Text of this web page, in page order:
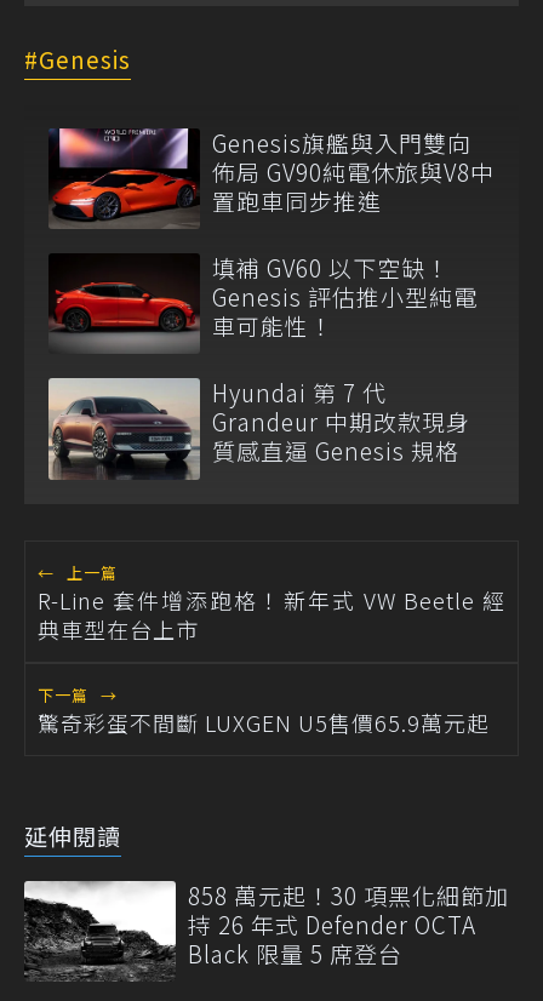
Genesis
Genesis旗艦與入門雙向
佈局 GV90純電休旅與V8中
置跑車同步推進
填補 GV60 以下空缺！
Genesis 評估推小型純電
車可能性！
Hyundai 第 7 代
Grandeur 中期改款現身
質感直逼 Genesis 規格
← 上一篇
R-Line 套件增添跑格！新年式 VW Beetle 經
典車型在台上市
下一篇 →
驚奇彩蛋不間斷 LUXGEN U5售價65.9萬元起
延伸閱讀
858 萬元起！30 項黑化細節加
持 26 年式 Defender OCTA
Black 限量 5 席登台